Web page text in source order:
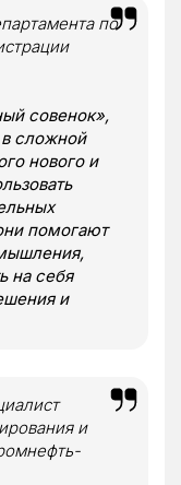
по
совенок»,
сложной
нового и
помогают
на себя
и
и